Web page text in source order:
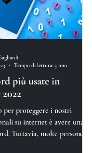
più usate in
per proteggere i nostri
su internet è avere una
Tuttavia, molte persone
Tempo di lettura: 3 min